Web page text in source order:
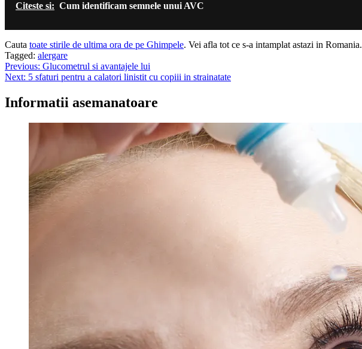
Citeste si: Cum identificam semnele unui AVC
Cauta toate stirile de ultima ora de pe Ghimpele. Vei afla tot ce s-a intamplat astazi in Romania.
Tagged: alergare
Navigare
în
articole
Previous: Glucometrul si avantajele lui
Next: 5 sfaturi pentru a calatori linistit cu copiii in strainatate
Informatii asemanatoare